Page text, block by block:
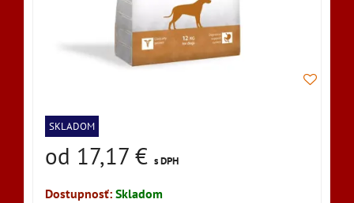
SKLADOM
od 17,17 € s DPH
Dostupnosť: Skladom